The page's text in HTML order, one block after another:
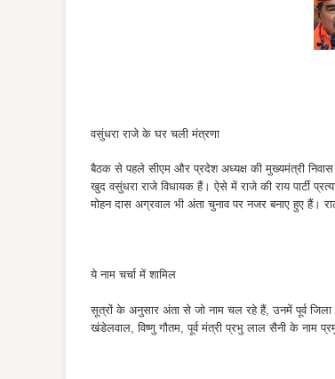
वसुंधरा राजे के घर चली मंत्रणा
बैठक से पहले सीएम और प्रदेश अध्यक्ष की मुख्यमंत्री निवास
खुद वसुंधरा राजे विधायक हैं। ऐसे में राजे की राय पार्टी
मोहन दास अग्रवाल भी अंता चुनाव पर नजर बनाए हुए हैं।
ये नाम चर्चा में शामिल
सूत्रों के अनुसार अंता से जो नाम चल रहे हैं, उनमें पूर्व जिला
खंडेलवाल, विष्णु गौतम, पूर्व मंत्री प्रभु लाल सैनी के नाम